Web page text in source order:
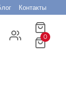
Контакты
0